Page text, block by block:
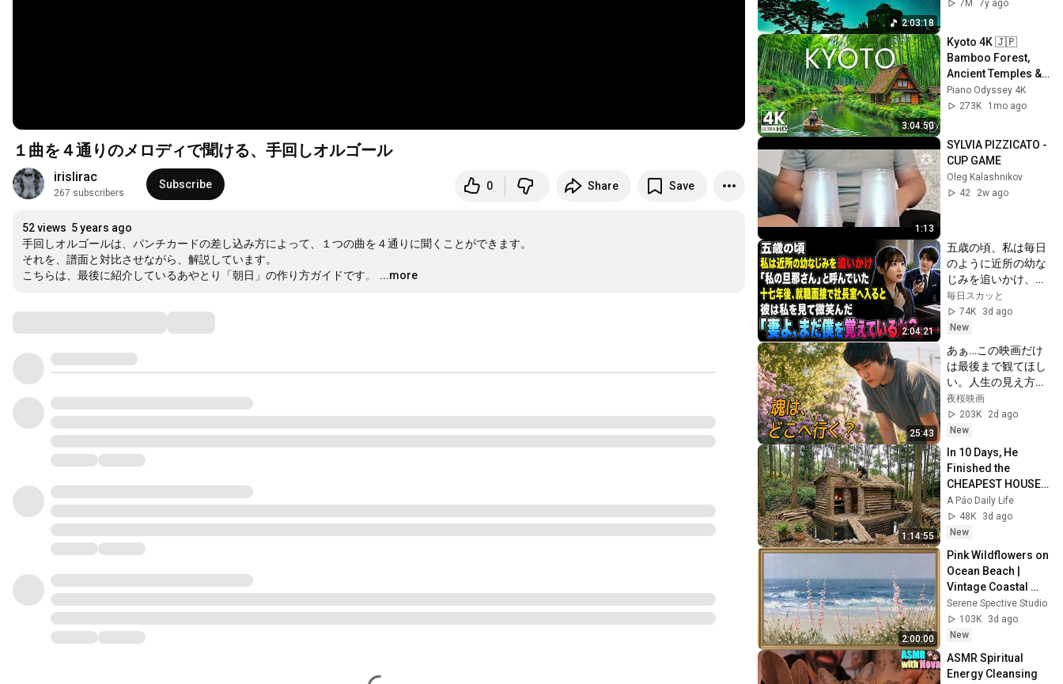
１曲を４通りのメロディで聞ける、手回しオルゴール
irislirac
267 subscribers
Subscribe 0 Share Save
52 views 5 years ago
手回しオルゴールは、パンチカードの差し込み方によって、１つの曲を４通りに聞くことができます。
それを、譜面と対比させながら、解説しています。
こちらは、最後に紹介しているあやとり「朝日」の作り方ガイドです。
…
...more
2:03:18
7M
7y ago
3:04:50
Kyoto 4K 🇯🇵
Bamboo Forest,
Ancient Temples &
Peaceful Japanese
Scenery
Piano Odyssey 4K
273K
1mo ago
1:13
SYLVIA PIZZICATO -
CUP GAME
Oleg Kalashnikov
42
2w ago
2:04:21
五歳の頃、私は毎日
のように近所の幼な
じみを追いかけ、
「私の旦那さん」と
呼んでいた。十七年
後、就職面接で社長
室へ入ると、彼は私
を見て微笑んだ。
「妻よ、まだ僕を覚
えているか？」――
毎日スカッと
74K
3d ago
New
25:43
あぁ…この映画だけ
は最後まで観てほし
い。人生の見え方が
少し変わるかもしれ
ません【映画紹介】
夜桜映画
203K
2d ago
New
1:14:55
In 10 Days, He
Finished the
CHEAPEST HOUSE
in the Forest Using
Simple Bushcraft
Building Skills
A Páo Daily Life
48K
3d ago
New
2:00:00
Pink Wildflowers on
Ocean Beach |
Vintage Coastal
Seascape Oil
Painting | 4K
Ambient TV
Screensaver
Serene Spective Studio
103K
3d ago
New
ASMR Spiritual
Energy Cleansing